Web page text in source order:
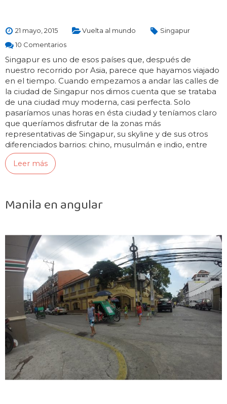
21 mayo, 2015 Vuelta al mundo
Singapur
10 Comentarios
Singapur es uno de esos países que, después de
nuestro recorrido por Asia, parece que hayamos viajado
en el tiempo. Cuando empezamos a andar las calles de
la ciudad de Singapur nos dimos cuenta que se trataba
de una ciudad muy moderna, casi perfecta. Solo
pasaríamos unas horas en ésta ciudad y teníamos claro
que queríamos disfrutar de la zonas más
representativas de Singapur, su skyline y de sus otros
diferenciados barrios: chino, musulmán e indio, entre
otros! Después de…
Leer más
Manila en angular